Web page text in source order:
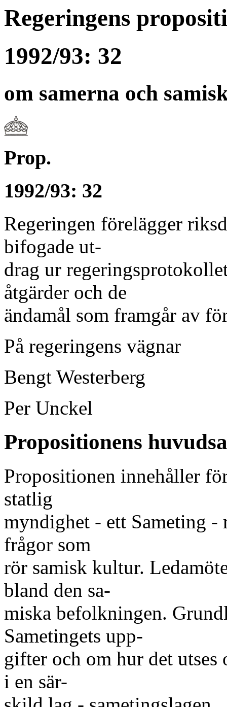
Regeringens
1992/93: 32
om samerna och
Prop.
1992/93: 32
Regeringen förelägger
bifogade ut-
drag ur
åtgärder och de
ändamål som framgår av
På regeringens vägnar
Bengt Westerberg
Per Unckel
Propositionens
Propositionen innehåller
statlig
myndighet - ett Sameting -
frågor som
rör samisk kultur.
bland den sa-
miska befolkningen.
Sametingets upp-
gifter och om hur det utses
i en sär-